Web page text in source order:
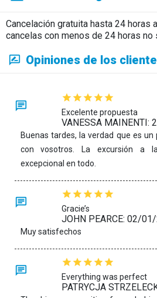
Cancelación gratuita hasta 24 horas
cancelas con menos de 24 horas
Opiniones de los
Excelente propuesta
VANESSA MAINENTI:
Buenas tardes, la verdad que es
con vosotros. La excursión a
excepcional en todo.
Gracie’s
JOHN PEARCE: 02/
Muy satisfechos
Everything was perfect
PATRYCJA